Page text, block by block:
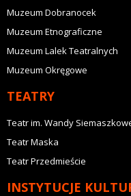
Muzeum Dobranocek
Muzeum Etnograficzne
Muzeum Lalek Teatralnych
Muzeum Okręgowe
TEATRY
Teatr im. Wandy
Teatr Maska
Teatr Przedmieście
INSTYTUCJE